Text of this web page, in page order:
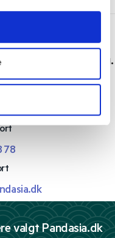
for hjælp?
klar til at hjælpe dig.
mad
78
valgt Pandasia.dk